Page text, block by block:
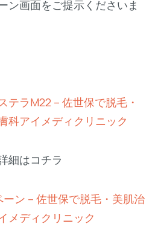
ン画面をご提示くださいま
テラM22 – 佐世保で脱毛・
科アイメディクリニック
細はコチラ
ン – 佐世保で脱毛・美肌治
メディクリニック